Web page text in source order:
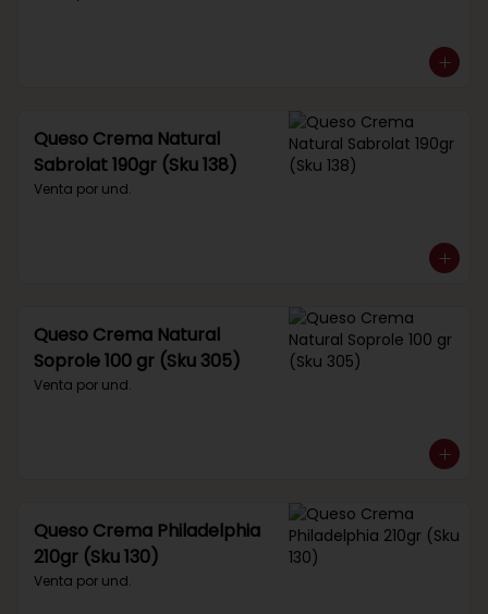
Queso Crema Natural
Sabrolat 190gr (Sku 138)
Venta por und.
Queso Crema Natural
Soprole 100 gr (Sku 305)
Venta por und.
Queso Crema Philadelphia
210gr (Sku 130)
Venta por und.